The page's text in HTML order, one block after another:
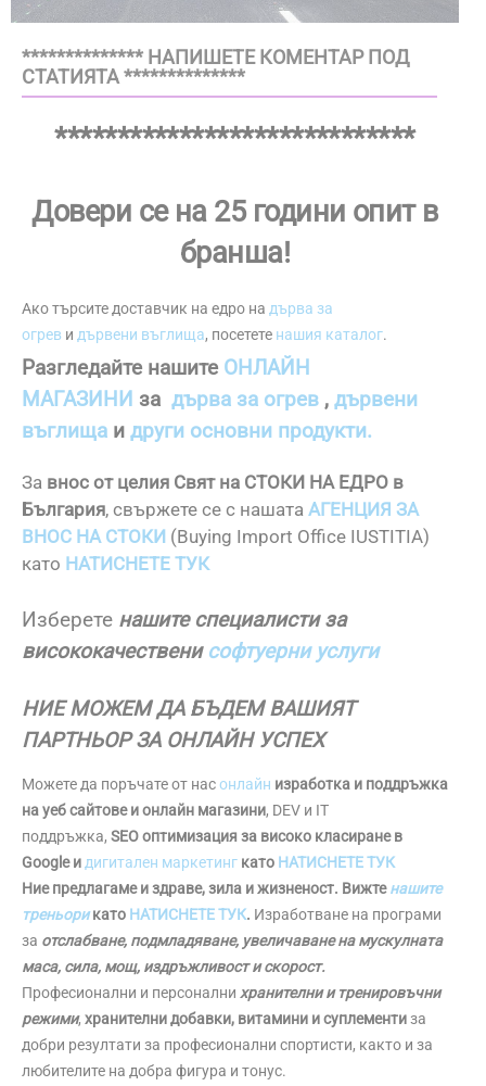
************** НАПИШЕТЕ КОМЕНТАР ПОД
СТАТИЯТА **************
*****************************
Довери се на 25 години опит в
бранша!
Ако търсите доставчик на едро на дърва за
огрев и дървени въглища, посетете нашия каталог.
Разгледайте нашите ОНЛАЙН
МАГАЗИНИ за дърва за огрев , дървени
въглища и други основни продукти.
За внос от целия Свят на СТОКИ НА ЕДРО в
България, свържете се с нашата АГЕНЦИЯ ЗА
ВНОС НА СТОКИ (Buying Import Office IUSTITIA)
като НАТИСНЕТЕ ТУК
Изберете нашите специалисти за
висококачествени софтуерни услуги
НИЕ МОЖЕМ ДА БЪДЕМ ВАШИЯТ
ПАРТНЬОР ЗА ОНЛАЙН УСПЕХ
Можете да поръчате от насонлайн изработка и поддръжка
на уеб сайтове и онлайн магазини, DEV и IT
поддръжка, SEO оптимизация за високо класиране в
Google и дигитален маркетинг като НАТИСНЕТЕ ТУК
Ние предлагаме и здраве, зила и жизненост. Вижтенашите
треньорикато НАТИСНЕТЕ ТУК. Изработване на програми
за отслабване, подмладяване, увеличаване на мускулната
маса, сила, мощ, издръжливост и скорост.
Професионални и персонални хранителни и тренировъчни
режими, хранителни добавки, витамини и суплементиза
добри резултати за професионални спортисти, както и за
любителите на добра фигура и тонус.